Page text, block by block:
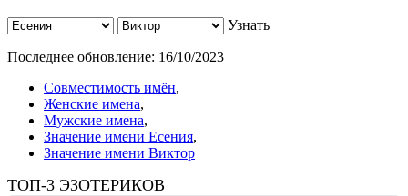
Узнать
Последнее обновление: 16/10/2023
Совместимость имён,
Женские имена,
Мужские имена,
Значение имени Есения,
Значение имени Виктор
ТОП-3 ЭЗОТЕРИКОВ